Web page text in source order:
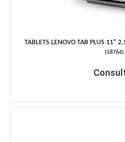
TABLETS LENOVO TAB PLUS 11"
(58764)